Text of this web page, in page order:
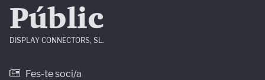
Públic
DISPLAY CONNECTORS, SL.
Fes-te soci/a